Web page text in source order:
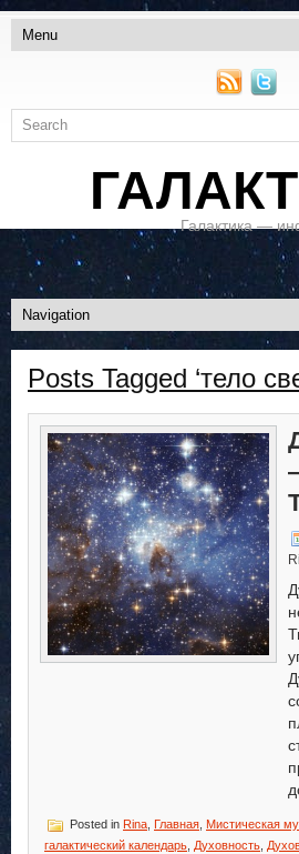
Галактика —
Posts Tagged ‘тело
Posted in Rina Главная Мистическая
галактический календарь Духовность